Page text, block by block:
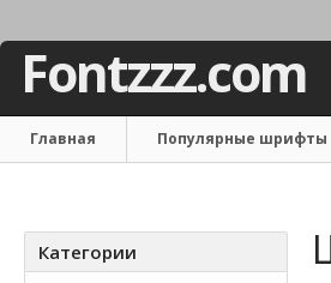
Fontzzz.com
Главная Популярные шрифты
Категории